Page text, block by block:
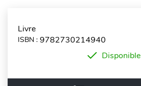
Livre
ISBN : 9782730214940
Disponible